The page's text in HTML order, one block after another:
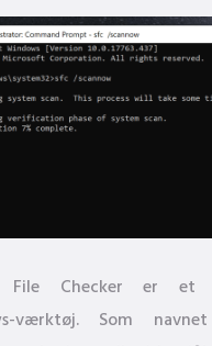
File Checker er et
værktøj. Som